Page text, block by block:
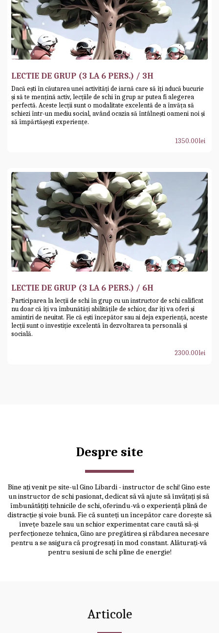
LECTIE DE GRUP (3 LA 6 PERS.) / 3H
Dacă ești în căutarea unei activități de iarnă care să îți aducă bucurie
și să te mențină activ, lecțiile de schi în grup ar putea fi alegerea
perfectă. Aceste lecții sunt o modalitate excelentă de a învăța să
schiezi într-un mediu social, având ocazia să întâlnești oameni noi și
să împărtășești experiențe.
1350.00lei
LECTIE DE GRUP (3 LA 6 PERS.) / 6H
Participarea la lecții de schi în grup cu un instructor de schi calificat
nu doar că îți va îmbunătăți abilitățile de schior, dar îți va oferi și
amintiri de neuitat. Fie că ești începător sau ai deja experiență, aceste
lecții sunt o investiție excelentă în dezvoltarea ta personală și
socială.
2300.00lei
Despre site
Bine ați venit pe site-ul Gino Libardi - instructor de schi! Gino este
un instructor de schi pasionat, dedicat să vă ajute să învățați și să
îmbunătățiți tehnicile de schi, oferindu-vă o experiență plină de
distracție și voie bună. Fie că sunteți un începător care dorește să
învețe bazele sau un schior experimentat care caută să-și
perfecționeze tehnica, Gino are pregătirea și răbdarea necesare
pentru a se asigura că progresați în mod constant. Alăturați-vă
pentru sesiuni de schi pline de energie!
Articole